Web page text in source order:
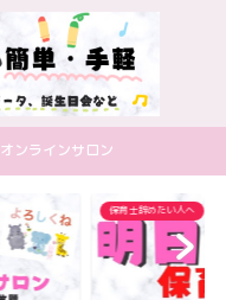
オンラインサロン
保育士辞めたい人へ